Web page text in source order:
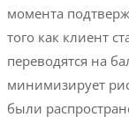
момента
того как клиент
переводятся на
минимизирует
были